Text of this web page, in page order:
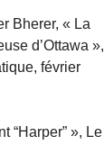
Bherer, « La
d’Ottawa »,
février
“Harper” », Le